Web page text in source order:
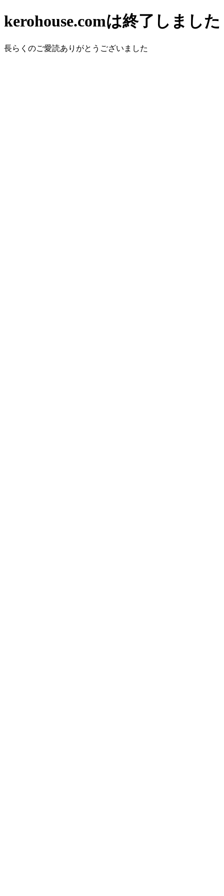
kerohouse.comは終了しました
長らくのご愛読ありがとうございました